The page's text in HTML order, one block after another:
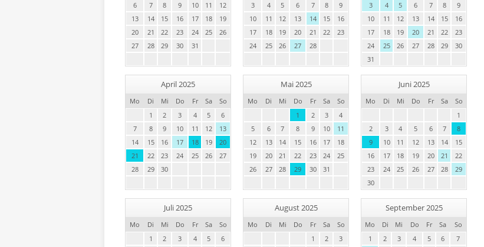
6
7 8 9 10 11
12
13
14 15 16 17 18
19
20
21 22 23 24 25
26
27
28 29 30 31
3
4 5 6 7 8
9
10
11 12 13 14 15
16
17
18 19 20 21 22
23
24
25 26 27 28
3
4 5 6 7 8
9
10
11 12 13 14 15
16
17
18 19 20 21 22
23
24
25 26 27 28 29
30
31
April 2025
Mo Di Mi Do Fr Sa
So
1
2 3 4 5
6
7
8 9 10 11 12
13
14
15 16 17 18 19
20
21
22 23 24 25 26
27
28
29 30
Mai 2025
Mo Di Mi Do Fr Sa
So
1
2 3
4
5
6 7 8 9 10
11
12
13 14 15 16 17
18
19
20 21 22 23 24
25
26
27 28 29 30 31
Juni 2025
Mo Di Mi Do Fr Sa
So
1
2
3 4 5 6 7
8
9
10 11 12 13 14
15
16
17 18 19 20 21
22
23
24 25 26 27 28
29
30
Juli 2025
Mo Di Mi Do Fr Sa
So
1
2 3 4 5
6
August 2025
Mo Di Mi Do Fr Sa
So
1
2
3
September 2025
Mo Di Mi Do Fr Sa
So
1
2 3 4 5 6
7